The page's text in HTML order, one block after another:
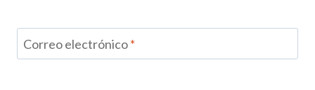
Correo electrónico*